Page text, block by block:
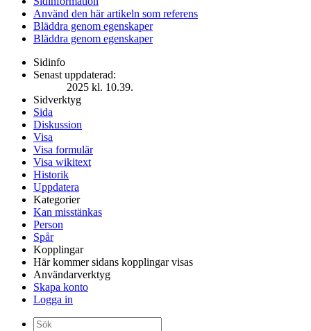
Använd den här artikeln som referens
Bläddra genom egenskaper
Bläddra genom egenskaper
Sidinfo
Senast uppdaterad:
2025 kl. 10.39.
Sidverktyg
Sida
Diskussion
Visa
Visa formulär
Visa wikitext
Historik
Uppdatera
Kategorier
Kan misstänkas
Person
Spår
Kopplingar
Här kommer sidans kopplingar visas
Användarverktyg
Skapa konto
Logga in